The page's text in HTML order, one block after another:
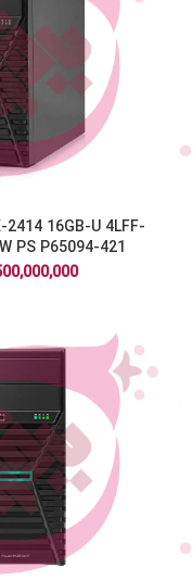
2414 16GB-U 4LFF-
PS P65094-421